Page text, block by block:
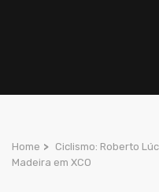
Home > Ciclismo: Roberto
Madeira em XCO